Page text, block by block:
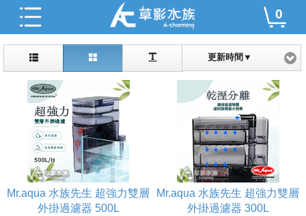
0
更新時間▼
Mr.aqua 水族先生 超強力雙層
外掛過濾器 500L
Mr.aqua 水族先生 超強力雙層
外掛過濾器 300L